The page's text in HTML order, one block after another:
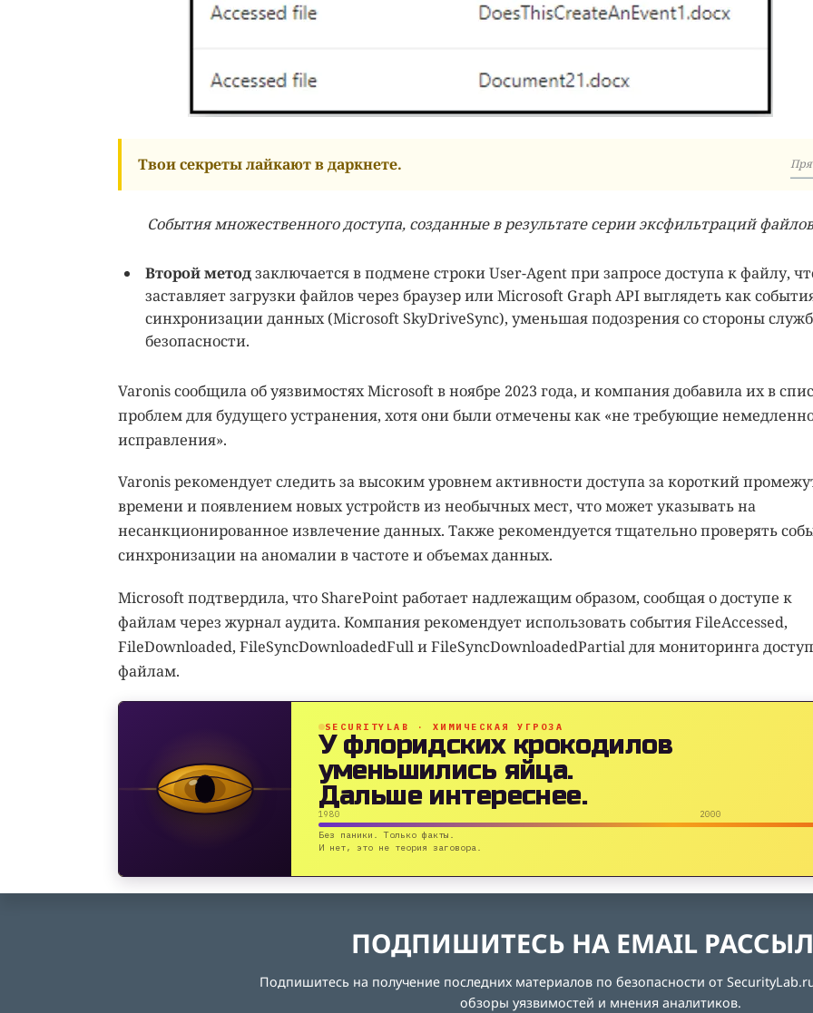
Твои секреты лайкают в даркнете.
События множественного доступа, созданные в результате серии эксфильтраций файлов
Второй методзаключается в подмене строки User-Agent при запросе доступа к файлу,
заставляет загрузки файлов через браузер или Microsoft Graph API выглядеть как
синхронизации данных (Microsoft SkyDriveSync), уменьшая подозрения со стороны служб
безопасности.
Varonis сообщила об уязвимостях Microsoft в ноябре 2023 года, и компания добавила их в
проблем для будущего устранения, хотя они были отмечены как «не требующие
исправления».
Varonis рекомендует следить за высоким уровнем активности доступа за короткий
времени и появлением новых устройств из необычных мест, что может указывать на
несанкционированное извлечение данных. Также рекомендуется тщательно проверять
синхронизации на аномалии в частоте и объемах данных.
Microsoft подтвердила, что SharePoint работает надлежащим образом, сообщая о доступе к
файлам через журнал аудита. Компания рекомендует использовать события FileAccessed,
FileDownloaded, FileSyncDownloadedFull и FileSyncDownloadedPartial для мониторинга
файлам.
SECURITYLAB · ХИМИЧЕСКАЯ УГРОЗА
У флоридских крокодилов
уменьшились яйца.
Дальше интереснее.
1980 2000
Без паники. Только факты.
И нет, это не теория заговора.
ПОДПИШИТЕСЬ НА EMAIL
Подпишитесь на получение последних материалов по безопасности от
обзоры уязвимостей и мнения аналитиков.